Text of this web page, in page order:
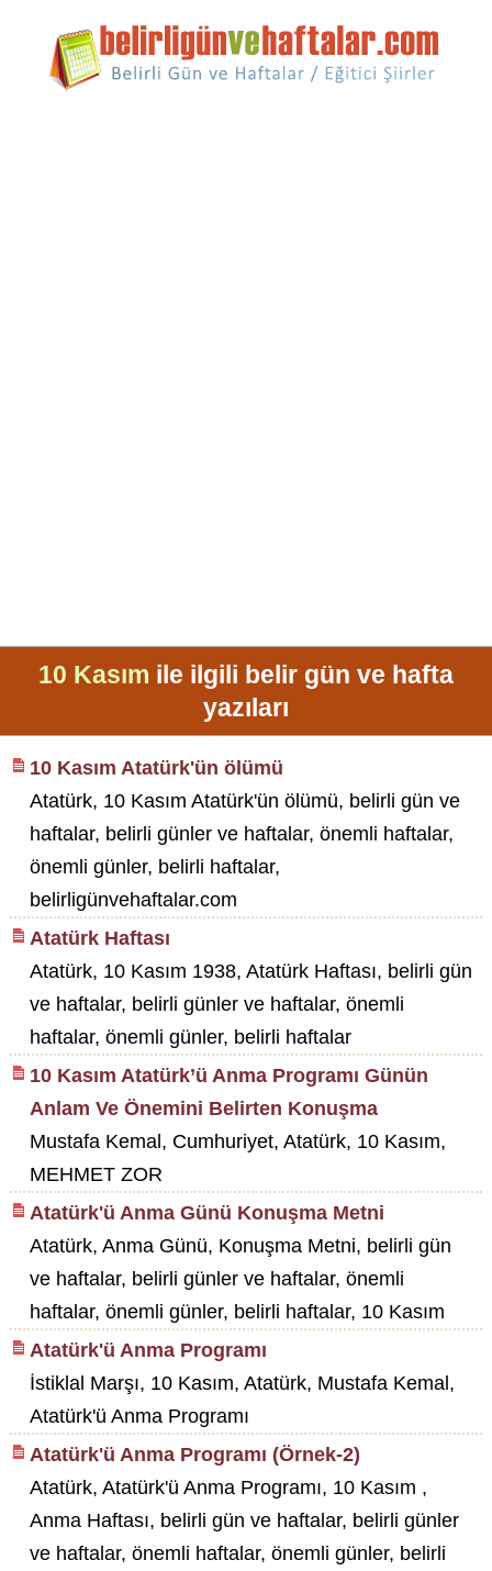
10 Kasım ile ilgili belir gün ve hafta
yazıları
10 Kasım Atatürk'ün ölümü
Atatürk, 10 Kasım Atatürk'ün ölümü, belirli gün ve
haftalar, belirli günler ve haftalar, önemli haftalar,
önemli günler, belirli haftalar,
belirligünvehaftalar.com
Atatürk Haftası
Atatürk, 10 Kasım 1938, Atatürk Haftası, belirli gün
ve haftalar, belirli günler ve haftalar, önemli
haftalar, önemli günler, belirli haftalar
10 Kasım Atatürk’ü Anma Programı Günün
Anlam Ve Önemini Belirten Konuşma
Mustafa Kemal, Cumhuriyet, Atatürk, 10 Kasım,
MEHMET ZOR
Atatürk'ü Anma Günü Konuşma Metni
Atatürk, Anma Günü, Konuşma Metni, belirli gün
ve haftalar, belirli günler ve haftalar, önemli
haftalar, önemli günler, belirli haftalar, 10 Kasım
Atatürk'ü Anma Programı
İstiklal Marşı, 10 Kasım, Atatürk, Mustafa Kemal,
Atatürk'ü Anma Programı
Atatürk'ü Anma Programı (Örnek-2)
Atatürk, Atatürk'ü Anma Programı, 10 Kasım ,
Anma Haftası, belirli gün ve haftalar, belirli günler
ve haftalar, önemli haftalar, önemli günler, belirli